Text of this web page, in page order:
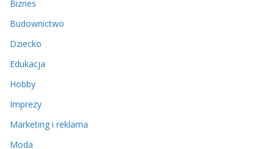
Biznes
Budownictwo
Dziecko
Edukacja
Hobby
Imprezy
Marketing i reklama
Moda